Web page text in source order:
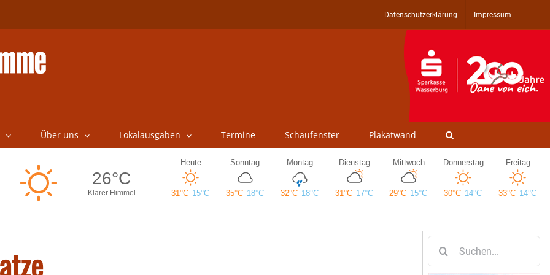
Datenschutzerklärung Impressum
Über uns Lokalausgaben Termine Schaufenster Plakatwand
nach: